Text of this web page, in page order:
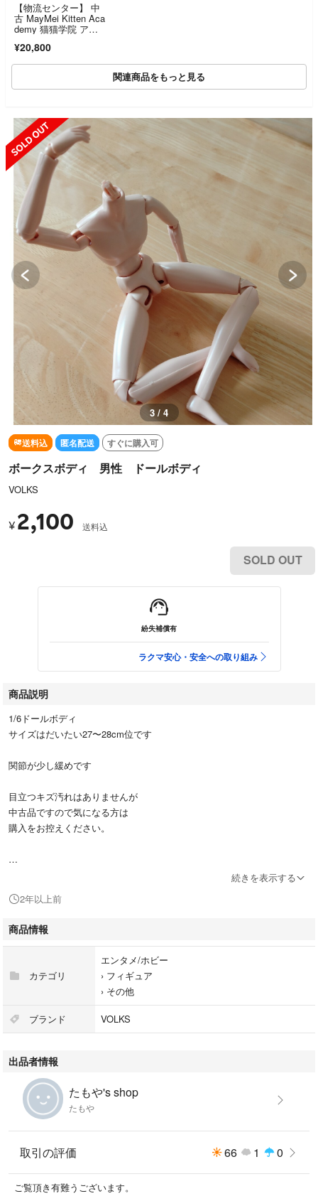
【物流センター】 中
古 MayMei Kitten Aca
demy 猫猫学院 アソ
¥20,800
関連商品をもっと見る
SOLD OUT
3 / 4
送料込 匿名配送 すぐに購入可
ボークスボディ 男性 ドールボディ
VOLKS
¥ 2,100 送料込
SOLD OUT
紛失補償有
ラクマ安心・安全への取り組み
商品説明
1/6ドールボディ
サイズはだいたい27〜28cm位です
関節が少し緩めです
目立つキズ汚れはありませんが
中古品ですので気になる方は
購入をお控えください。
#1/6ドール #素体 #ジェニーちゃん #リカちゃん #人形 #オビツボディ
続きを表示する
2年以上前
商品情報
カテゴリ
エンタメ/ホビー
› フィギュア
› その他
ブランド VOLKS
出品者情報
たもや's shop
たもや
取引の評価 66 1 0
ご覧頂き有難うございます。